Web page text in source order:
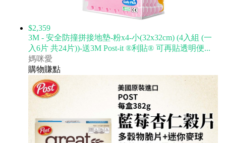
$2,359
3M - 安全防撞拼接地墊-粉x4-小(32x32cm) (4入組 (一
入6片 共24片))-送3M Post-it ®利貼® 可再貼透明便...
媽咪愛
購物賺點